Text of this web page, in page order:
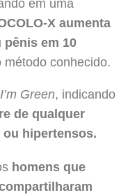
em uma
X aumenta
pênis em 10
método conhecido.
I’m Green, indicando
de qualquer
hipertensos.
homens que